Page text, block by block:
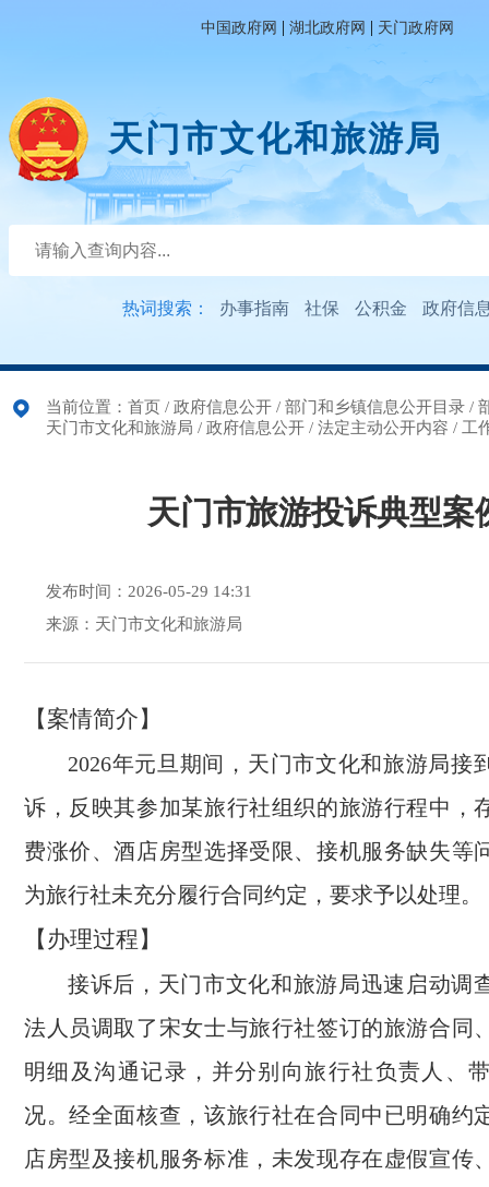
中国政府网 | 湖北政府网 | 天门政府网
天门市文化和旅游局
热词搜索： 办事指南 社保 公积金 政府信
当前位置： 首页 / 政府信息公开 / 部门和乡镇信息公开目录 /
天门市文化和旅游局 / 政府信息公开 / 法定主动公开内容 / 工
天门市旅游投诉典型案
发布时间：2026-05-29 14:31
来源：天门市文化和旅游局
【案情简介】
2026年元旦期间，天门市文化和旅游局接
诉，反映其参加某旅行社组织的旅游行程中，
费涨价、酒店房型选择受限、接机服务缺失等
为旅行社未充分履行合同约定，要求予以处理。
【办理过程】
接诉后，天门市文化和旅游局迅速启动调
法人员调取了宋女士与旅行社签订的旅游合同
明细及沟通记录，并分别向旅行社负责人、
况。经全面核查，该旅行社在合同中已明确约
店房型及接机服务标准，未发现存在虚假宣传